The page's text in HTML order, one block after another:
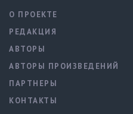
О ПРОЕКТЕ
РЕДАКЦИЯ
АВТОРЫ
АВТОРЫ ПРОИЗВЕДЕНИЙ
ПАРТНЕРЫ
КОНТАКТЫ